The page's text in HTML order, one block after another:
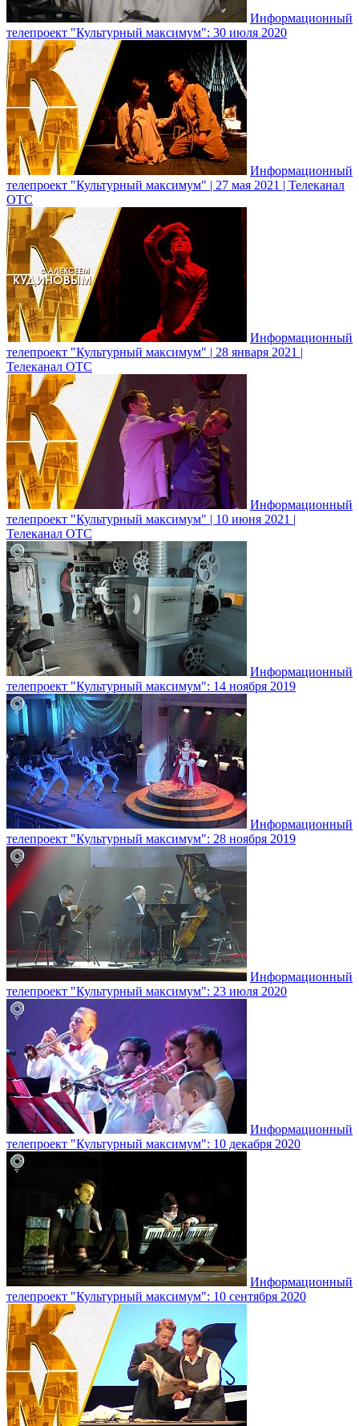
Информационный
телепроект "Культурный максимум": 30 июля 2020
Информационный
телепроект "Культурный максимум" | 27 мая 2021 | Телеканал
ОТС
Информационный
телепроект "Культурный максимум" | 28 января 2021 |
Телеканал ОТС
Информационный
телепроект "Культурный максимум" | 10 июня 2021 |
Телеканал ОТС
Информационный
телепроект "Культурный максимум": 14 ноября 2019
Информационный
телепроект "Культурный максимум": 28 ноября 2019
Информационный
телепроект "Культурный максимум": 23 июля 2020
Информационный
телепроект "Культурный максимум": 10 декабря 2020
Информационный
телепроект "Культурный максимум": 10 сентября 2020